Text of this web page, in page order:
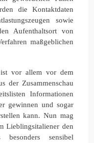
die Kontaktdaten
sowie
Aufenthaltsort von
maßgeblichen
vor allem vor dem
der Zusammenschau
Informationen
gewinnen und sogar
kann. Nun mag
Lieblingsitaliener den
sensibel